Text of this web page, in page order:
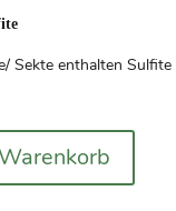
Sekte enthalten Sulfite